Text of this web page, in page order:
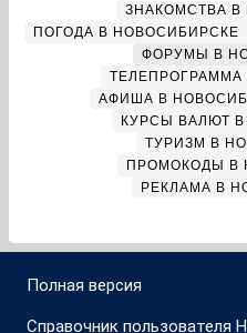
ЗНАКОМСТВА
ПОГОДА В НОВОСИБИРСКЕ
ФОРУМЫ В
АФИША В
КУРСЫ ВАЛЮТ
ТУРИЗМ В
ПРОМОКОДЫ В
РЕКЛАМА В
Полная версия
Справочник пользователя